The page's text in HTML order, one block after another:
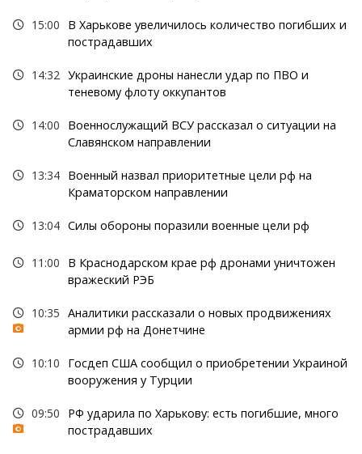
15:00
В Харькове увеличилось количество погибших и
пострадавших
14:32 Украинские дроны нанесли удар по ПВО и
теневому флоту оккупантов
14:00
Военнослужащий ВСУ рассказал о ситуации на
Славянском направлении
13:34 Военный назвал приоритетные цели рф на
Краматорском направлении
13:04 Силы обороны поразили военные цели рф
11:00
В Краснодарском крае рф дронами уничтожен
вражеский РЭБ
10:35 Аналитики рассказали о новых продвижениях
армии рф на Донетчине
10:10
Госдеп США сообщил о приобретении Украиной
вооружения у Турции
09:50
РФ ударила по Харькову: есть погибшие, много
пострадавших